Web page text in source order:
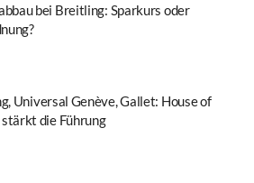
bei Breitling: Sparkurs oder
Universal Genève, Gallet: House of
die Führung